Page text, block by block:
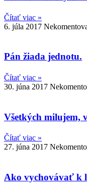
Čítať viac »
6. júla 2017
Pán žiada jednotu.
Čítať viac »
30. júna 2017
Všetkých milujem,
Čítať viac »
27. júna 2017
Ako vychovávať k